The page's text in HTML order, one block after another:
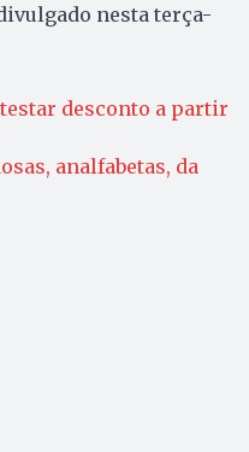
nesta terça-
desconto a partir
analfabetas, da